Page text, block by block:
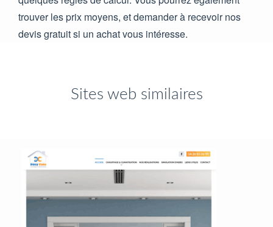
trouver les prix moyens, et demander à recevoir nos
devis gratuit si un achat vous intéresse.
Sites web similaires